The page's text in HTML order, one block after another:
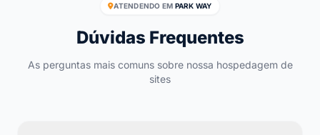
ATENDENDO EM PARK WAY
Dúvidas Frequentes
As perguntas mais comuns sobre nossa hospedagem de
sites